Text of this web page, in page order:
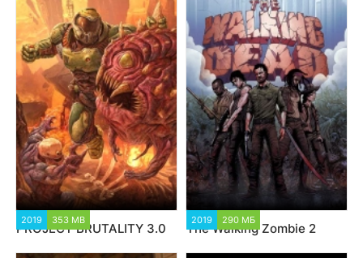
2019 353 MB
PROJECT BRUTALITY 3.0
2019 290 МБ
The Walking Zombie 2